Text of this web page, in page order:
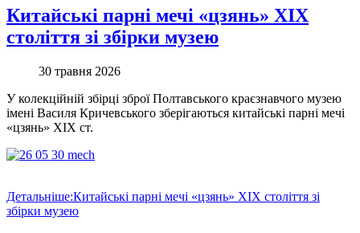
Китайські парні мечі «цзянь» ХІХ
століття зі збірки музею
30 травня 2026
У колекційній збірці зброї Полтавського краєзнавчого музею
імені Василя Кричевського зберігаються китайські парні мечі
«цзянь» ХІХ ст.
Детальніше:Китайські парні мечі «цзянь» ХІХ століття зі
збірки музею